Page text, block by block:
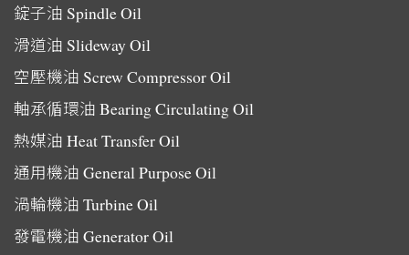
錠子油 Spindle Oil
滑道油 Slideway Oil
空壓機油 Screw Compressor Oil
軸承循環油 Bearing Circulating Oil
熱媒油 Heat Transfer Oil
通用機油 General Purpose Oil
渦輪機油 Turbine Oil
發電機油 Generator Oil